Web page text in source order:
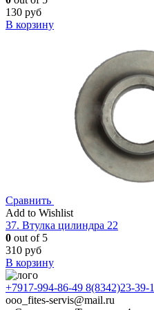
130 руб
В корзину
Сравнить
Add to Wishlist
37. Втулка цилиндра 22
0 out of 5
310 руб
В корзину
+7917-994-86-49 8(8342)23-39-
ooo_fites-servis@mail.ru